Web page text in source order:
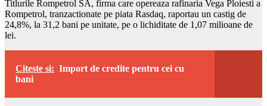
Titlurile Rompetrol SA, firma care opereaza rafinaria Vega Ploiesti a
Rompetrol, tranzactionate pe piata Rasdaq, raportau un castig de
24,8%, la 31,2 bani pe unitate, pe o lichiditate de 1,07 milioane de
lei.
Citeste si: Import de credite pentru cei cu
bani